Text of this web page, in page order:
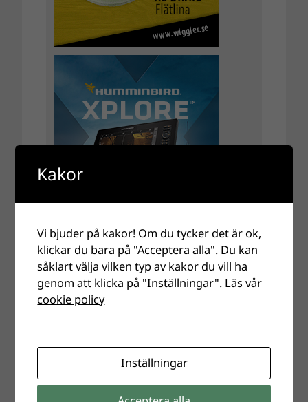
Kakor
Vi bjuder på kakor! Om du tycker det är ok,
klickar du bara på "Acceptera alla". Du kan
såklart välja vilken typ av kakor du vill ha
genom att klicka på "Inställningar". Läs vår
cookie policy
Inställningar